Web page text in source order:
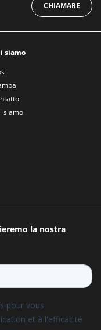
CHIAMARE
siamo
siamo
la nostra